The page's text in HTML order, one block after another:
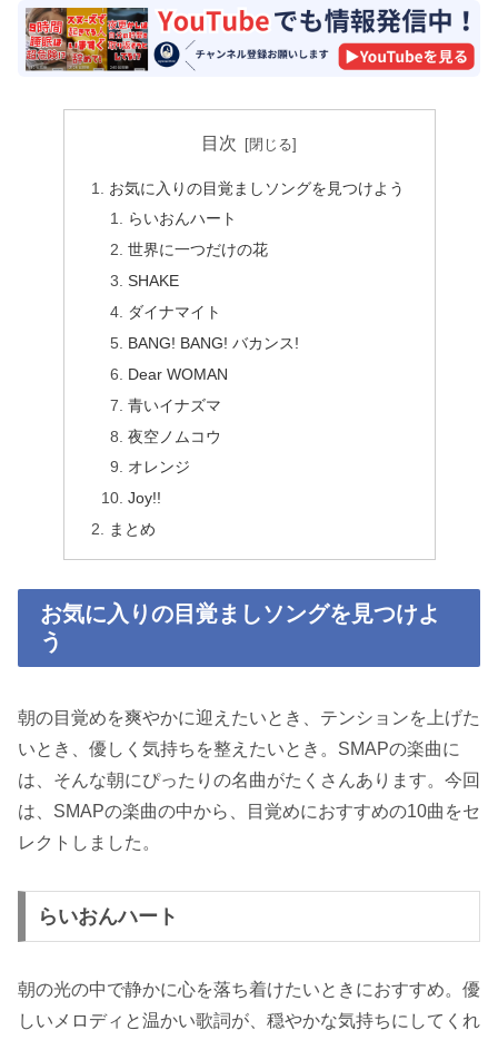
目次
お気に入りの目覚ましソングを見つけよう
らいおんハート
世界に一つだけの花
SHAKE
ダイナマイト
BANG! BANG! バカンス!
Dear WOMAN
青いイナズマ
夜空ノムコウ
オレンジ
Joy!!
まとめ
お気に入りの目覚ましソングを見つけよ
う
朝の目覚めを爽やかに迎えたいとき、テンションを上げた
いとき、優しく気持ちを整えたいとき。SMAPの楽曲に
は、そんな朝にぴったりの名曲がたくさんあります。今回
は、SMAPの楽曲の中から、目覚めにおすすめの10曲をセ
レクトしました。
らいおんハート
朝の光の中で静かに心を落ち着けたいときにおすすめ。優
しいメロディと温かい歌詞が、穏やかな気持ちにしてくれ